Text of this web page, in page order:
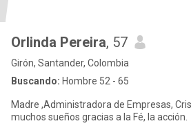
Orlinda Pereira, 57
Girón, Santander, Colombia
Buscando: Hombre 52 - 65
Madre ,Administradora de Empresas,
muchos sueños gracias a la Fé, la acción.